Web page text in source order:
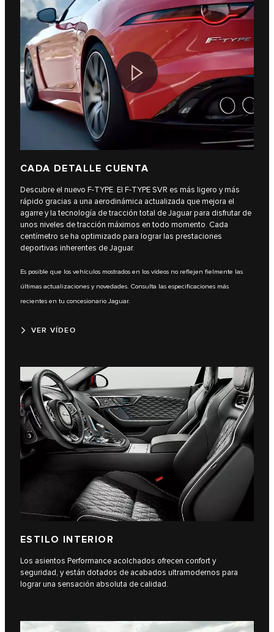
CADA DETALLE CUENTA
Descubre el nuevo F‑TYPE. El F‑TYPE SVR es más ligero y más
rápido gracias a una aerodinámica actualizada que mejora el
agarre y la tecnología de tracción total de Jaguar para disfrutar de
unos niveles de tracción máximos en todo momento. Cada
centímetro se ha optimizado para lograr las prestaciones
deportivas inherentes de Jaguar.
Es posible que los vehículos mostrados en los vídeos no reflejen fielmente las
últimas actualizaciones y novedades. Consulta las especificaciones más
recientes en tu concesionario Jaguar.
VER VÍDEO
ESTILO INTERIOR
Los asientos Performance acolchados ofrecen confort y
seguridad, y están dotados de acabados ultramodernos para
lograr una sensación absoluta de calidad.